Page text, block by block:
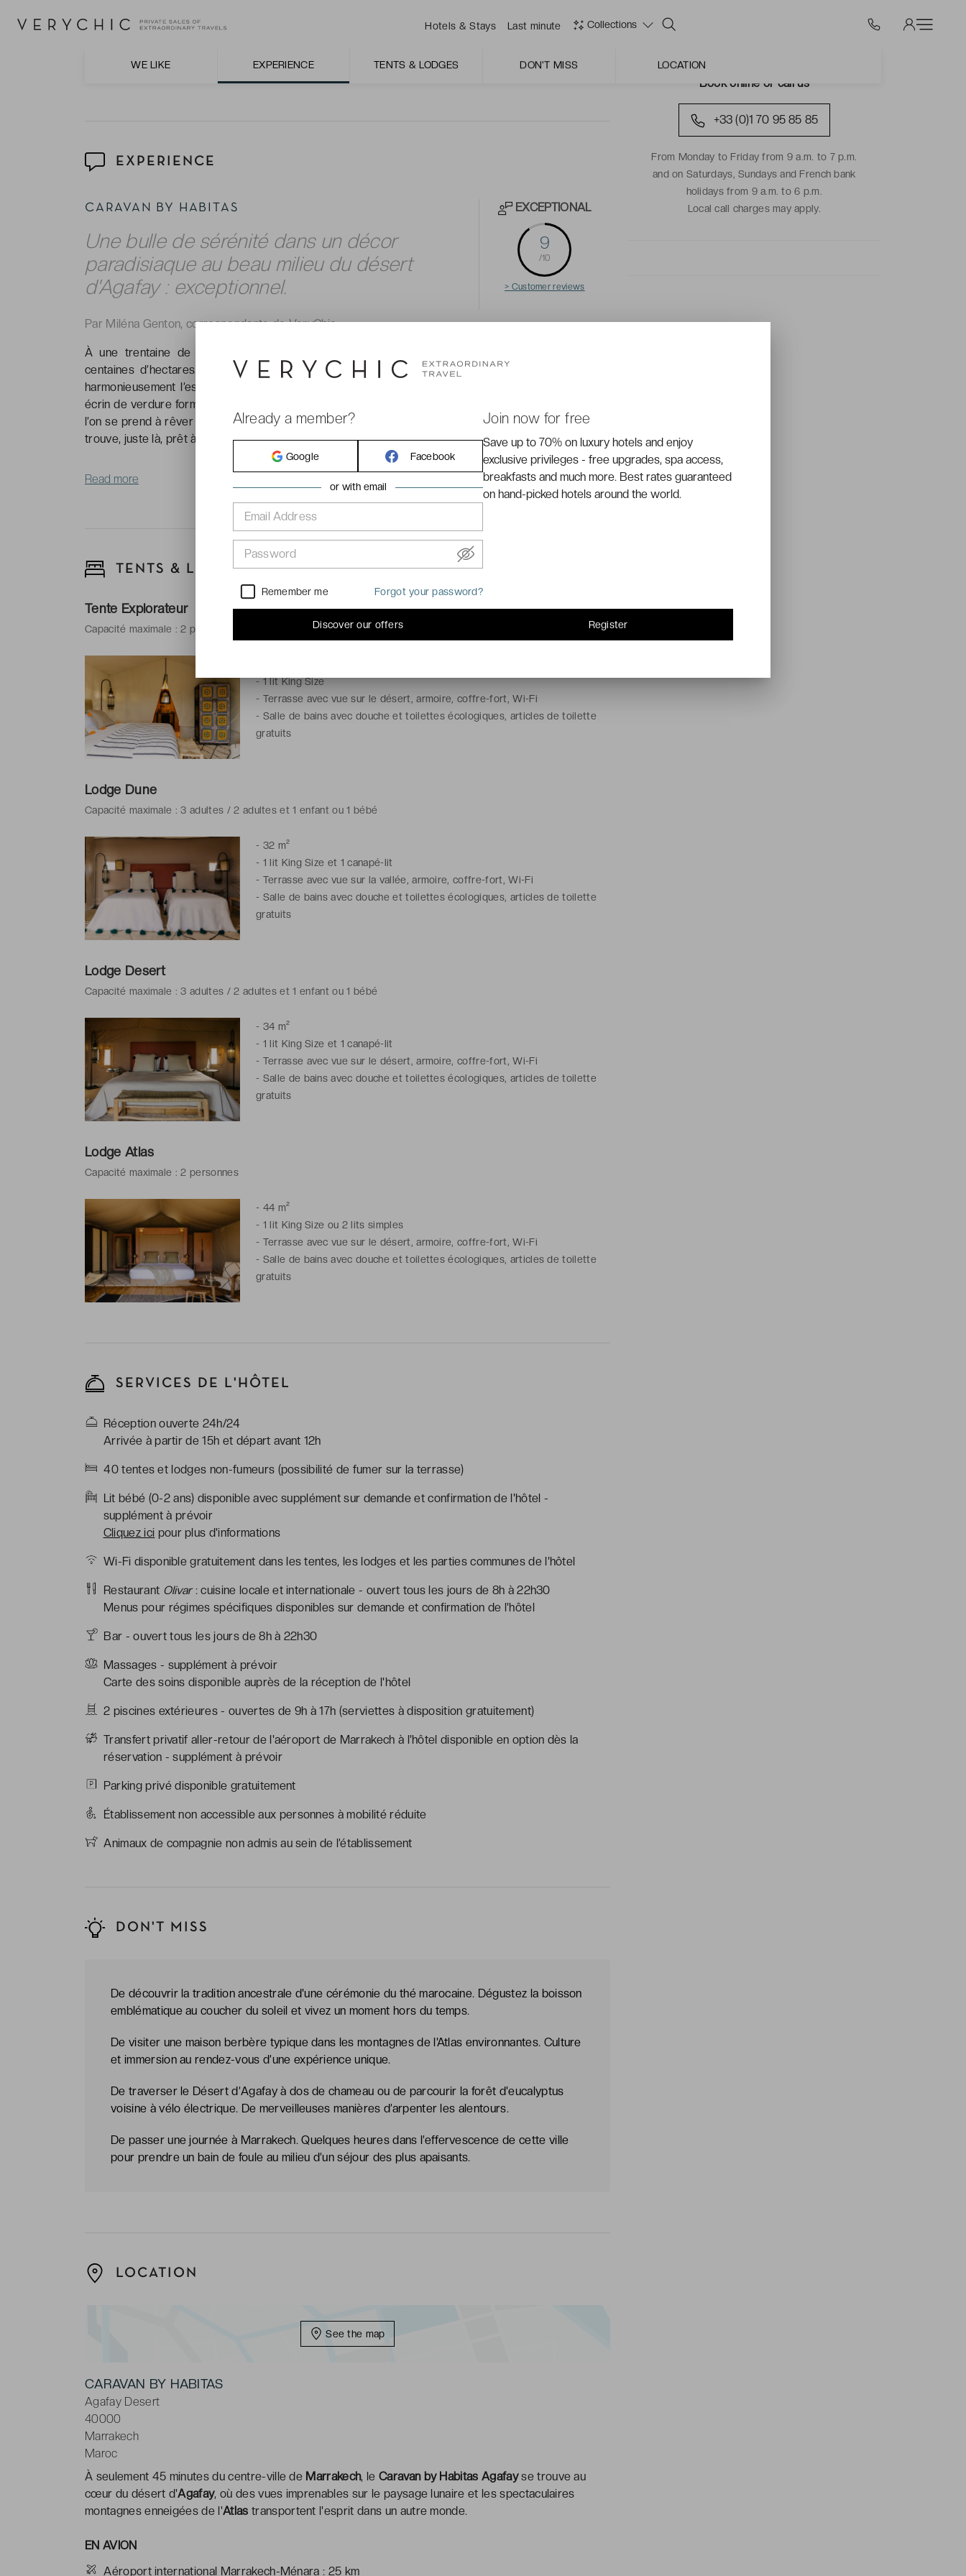
Hotels & Stays Last minute Collections
WE LIKE EXPERIENCE TENTS & LODGES DON'T MISS LOCATION
L’atmosphère apaisante ressentie dans ce cadre paradisiaque. Plaines, luminaires, assises,
séjour.
EXPERIENCE
CARAVAN BY HABITAS
Une bulle de sérénité dans un décor
paradisiaque au beau milieu du désert
d'Agafay : exceptionnel.
EXCEPTIONAL
9
/10
> Customer reviews
Par Miléna Genton, correspondante de VeryChic
À une trentaine de kilomètres au sud de Marrakech, le Désert d’Agafay s’étend sur plusieurs
centaines d’hectares. Dans un décor aux teintes blanches et ocres, pierres et roches décorent
harmonieusement l’espace vallonné. Non loin des bords de l’oued N’Fiss, l’oasis enchantée offre un
écrin de verdure formé d’eucalyptus, d’oliviers et de vignes. Mais c’est sur les hauteurs de l’Atlas que
l’on se prend à rêver d’une nuit inoubliable sous la voute céleste. Et le Caravan by Habitas Agafay s’y
trouve, juste là, prêt à exaucer nos vœux les plus fous.
Read more
TENTS & LODGES
Tente Explorateur
Capacité maximale : 2 personnes
-1 lit King Size
- Terrasse avec vue sur le désert, armoire, coffre-fort, Wi-Fi
- Salle de bains avec douche et toilettes écologiques, articles de toilette
gratuits
Lodge Dune
Capacité maximale : 3 adultes / 2 adultes et 1 enfant ou 1 bébé
- 32 m²
- 1 lit King Size et 1 canapé-lit
- Terrasse avec vue sur la vallée, armoire, coffre-fort, Wi-Fi
- Salle de bains avec douche et toilettes écologiques, articles de toilette
gratuits
Lodge Desert
Capacité maximale : 3 adultes / 2 adultes et 1 enfant ou 1 bébé
- 34 m²
- 1 lit King Size et 1 canapé-lit
- Terrasse avec vue sur le désert, armoire, coffre-fort, Wi-Fi
- Salle de bains avec douche et toilettes écologiques, articles de toilette
gratuits
Lodge Atlas
Capacité maximale : 2 personnes
- 44 m²
- 1 lit King Size ou 2 lits simples
- Terrasse avec vue sur le désert, armoire, coffre-fort, Wi-Fi
- Salle de bains avec douche et toilettes écologiques, articles de toilette
gratuits
SERVICES DE L'HÔTEL
Réception ouverte 24h/24
Arrivée à partir de 15h et départ avant 12h
40 tentes et lodges non-fumeurs (possibilité de fumer sur la terrasse)
Lit bébé (0-2 ans) disponible avec supplément sur demande et confirmation de l'hôtel -
supplément à prévoir
Cliquez ici pour plus d'informations
Wi-Fi disponible gratuitement dans les tentes, les lodges et les parties communes de l'hôtel
Restaurant Olivar: cuisine locale et internationale - ouvert tous les jours de 8h à 22h30
Menus pour régimes spécifiques disponibles sur demande et confirmation de l'hôtel
Bar - ouvert tous les jours de 8h à 22h30
Massages - supplément à prévoir
Carte des soins disponible auprès de la réception de l'hôtel
2 piscines extérieures - ouvertes de 9h à 17h (serviettes à disposition gratuitement)
Transfert privatif aller-retour de l'aéroport de Marrakech à l'hôtel disponible en option dès la
réservation - supplément à prévoir
Parking privé disponible gratuitement
Établissement non accessible aux personnes à mobilité réduite
Animaux de compagnie non admis au sein de l’établissement
DON'T MISS
De découvrir la tradition ancestrale d'une cérémonie du thé marocaine. Dégustez la boisson
emblématique au coucher du soleil et vivez un moment hors du temps.
De visiter une maison berbère typique dans les montagnes de l'Atlas environnantes. Culture
et immersion au rendez-vous d’une expérience unique.
De traverser le Désert d’Agafay à dos de chameau ou de parcourir la forêt d'eucalyptus
voisine à vélo électrique. De merveilleuses manières d’arpenter les alentours.
De passer une journée à Marrakech. Quelques heures dans l’effervescence de cette ville
pour prendre un bain de foule au milieu d’un séjour des plus apaisants.
LOCATION
See the map
CARAVAN BY HABITAS
Agafay Desert
40000
Marrakech
Maroc
À seulement 45 minutes du centre-ville de Marrakech, le Caravan by Habitas Agafayse trouve au
cœur du désert d'Agafay, où des vues imprenables sur le paysage lunaire et les spectaculaires
montagnes enneigées de l'Atlas transportent l'esprit dans un autre monde.
EN AVION
Aéroport international Marrakech-Ménara : 25 km
Book online or call us
+33 (0)1 70 95 85 85
From Monday to Friday from 9 a.m. to 7 p.m.
and on Saturdays, Sundays and French bank
holidays from 9 a.m. to 6 p.m.
Local call charges may apply.
Already a member?
Google Facebook
or with email
Email Address
Password
Remember me Forgot your password?
Discover our offers
Join now for free
Save up to 70% on luxury hotels and enjoy
exclusive privileges - free upgrades, spa access,
breakfasts and much more. Best rates guaranteed
on hand-picked hotels around the world.
Register